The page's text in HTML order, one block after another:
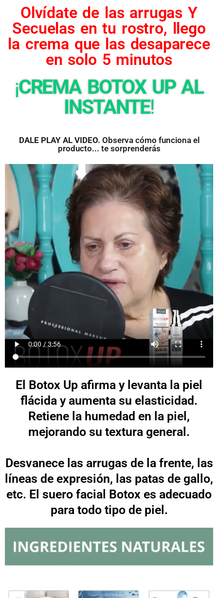
Olvídate de las arrugas Y
Secuelas en tu rostro, llego
la crema que las desaparece
en solo 5 minutos
¡CREMA BOTOX UP AL
INSTANTE!
DALE PLAY AL VIDEO. Observa cómo funciona el
producto... te sorprenderás
El Botox Up afirma y levanta la piel
flácida y aumenta su elasticidad.
Retiene la humedad en la piel,
mejorando su textura general.
Desvanece las arrugas de la frente, las
líneas de expresión, las patas de gallo,
etc. El suero facial Botox es adecuado
para todo tipo de piel.